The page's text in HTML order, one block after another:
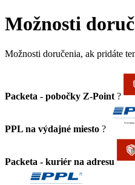
Možnosti
Možnosti doručenia, ak pridáte
Packeta - pobočky Z-Point ?
PPL na výdajné miesto ?
Packeta - kuriér na adresu